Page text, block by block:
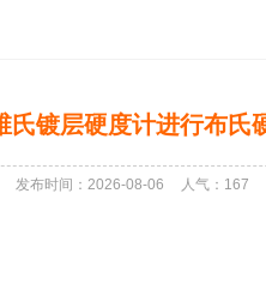
氏镀层硬度计进行布氏
发布时间：2026-08-06 人气： 167